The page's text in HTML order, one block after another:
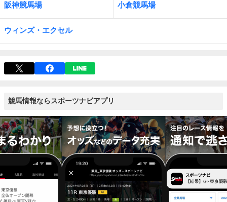
阪神競馬場 小倉競馬場
ウィンズ・エクセル
競馬情報ならスポーツナビアプリ